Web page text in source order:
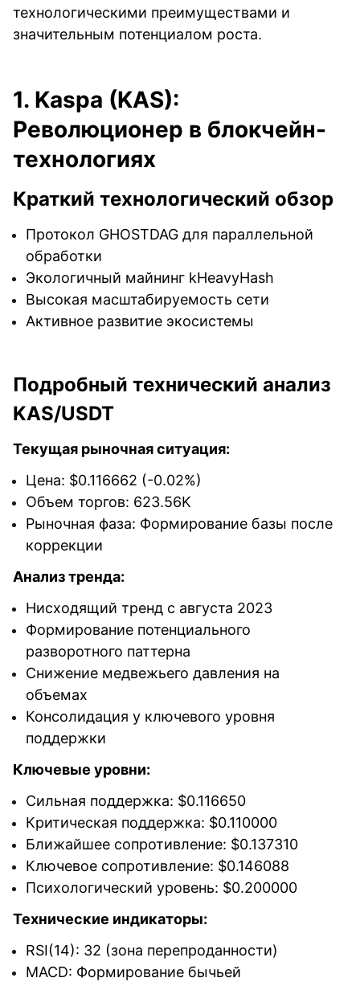
технологическими преимуществами и
значительным потенциалом роста.
1. Kaspa (KAS):
Революционер в блокчейн-
технологиях
Краткий технологический обзор
Протокол GHOSTDAG для параллельной
обработки
Экологичный майнинг kHeavyHash
Высокая масштабируемость сети
Активное развитие экосистемы
Подробный технический анализ
KAS/USDT
Текущая рыночная ситуация:
Цена: $0.116662 (-0.02%)
Объем торгов: 623.56K
Рыночная фаза: Формирование базы после
коррекции
Анализ тренда:
Нисходящий тренд с августа 2023
Формирование потенциального
разворотного паттерна
Снижение медвежьего давления на
объемах
Консолидация у ключевого уровня
поддержки
Ключевые уровни:
Сильная поддержка: $0.116650
Критическая поддержка: $0.110000
Ближайшее сопротивление: $0.137310
Ключевое сопротивление: $0.146088
Психологический уровень: $0.200000
Технические индикаторы:
RSI(14): 32 (зона перепроданности)
MACD: Формирование бычьей